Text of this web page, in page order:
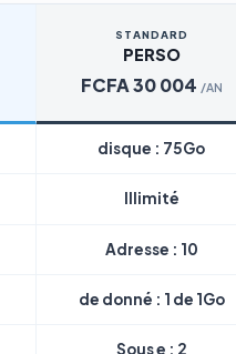
STANDARD
PERSO
FCFA 30 004 /AN
disque : 75Go
Illimité
Adresse : 10
de donné : 1 de 1Go
Sous e : 2